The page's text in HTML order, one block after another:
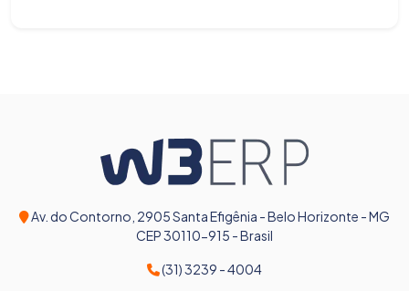
Av. do Contorno, 2905 Santa Efigênia - Belo Horizonte - MG
CEP 30110-915 - Brasil
(31) 3239 - 4004